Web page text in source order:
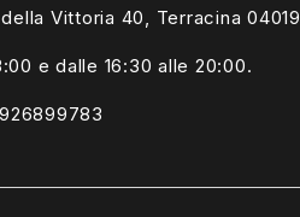
Vittoria 40, Terracina 04019
e dalle 16:30 alle 20:00.